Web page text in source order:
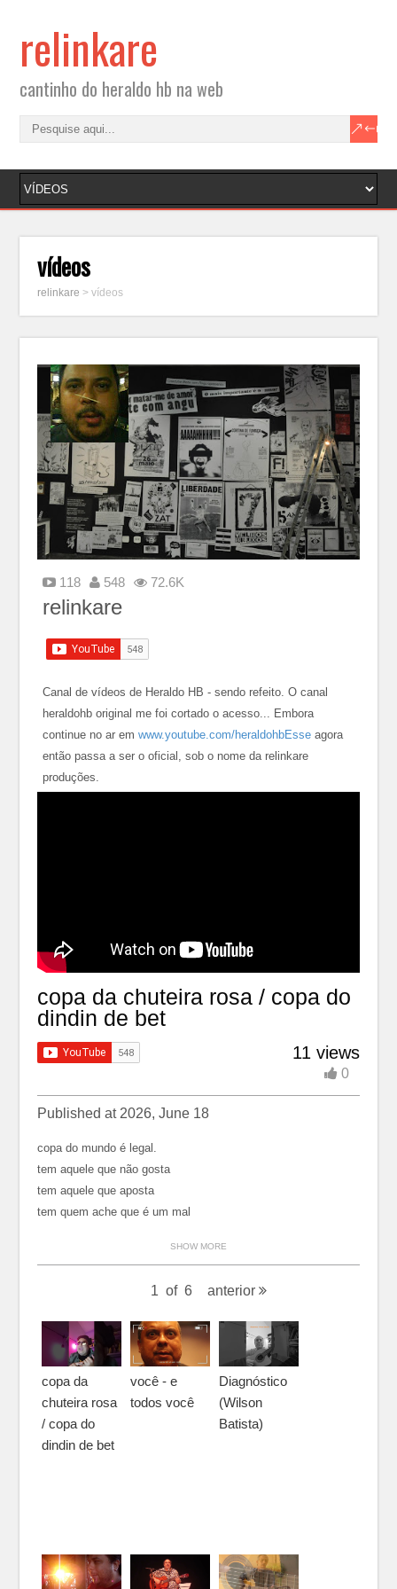
relinkare
cantinho do heraldo hb na web
vídeos
relinkare >vídeos
118 548 72.6K
relinkare
Canal de vídeos de Heraldo HB - sendo refeito. O canal
heraldohb original me foi cortado o acesso... Embora
continue no ar emwww.youtube.com/heraldohbEsse agora
então passa a ser o oficial, sob o nome da relinkare
produções.
copa da chuteira rosa / copa do
dindin de bet
11 views
0
Published at 2026, June 18
copa do mundo é legal.
tem aquele que não gosta
tem aquele que aposta
tem quem ache que é um mal
SHOW MORE
1 of 6 anterior
copa da
chuteira rosa
/ copa do
dindin de bet
você - e
todos você
Diagnóstico
(Wilson
Batista)